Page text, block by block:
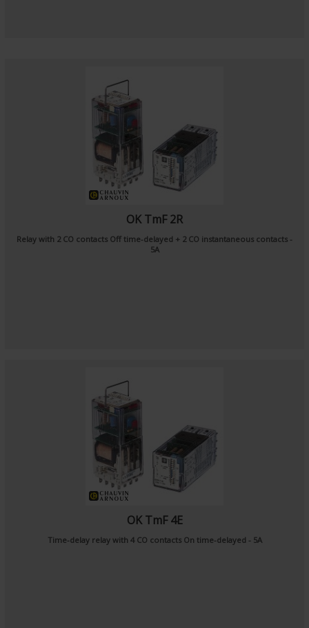
OK TmF 2R
Relay with 2 CO contacts Off time-delayed + 2 CO instantaneous contacts -
5A
OK TmF 4E
Time-delay relay with 4 CO contacts On time-delayed - 5A